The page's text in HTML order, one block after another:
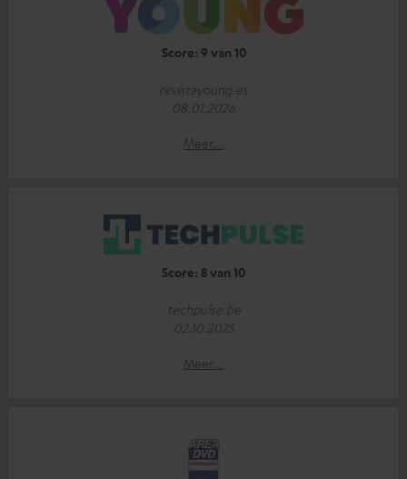
Score: 9 van 10
revistayoung.es
08.01.2026
Meer...
Score: 8 van 10
techpulse.be
02.10.2025
Meer...